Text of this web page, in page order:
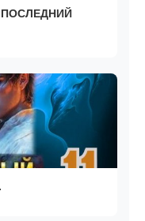
ПОСЛЕДНИЙ